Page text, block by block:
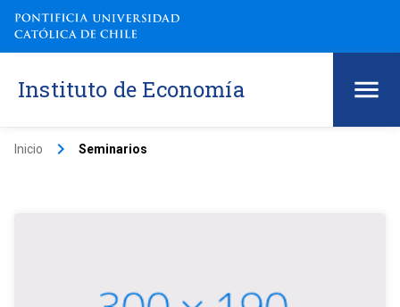
Instituto de Economía
Inicio keyboard_arrow_right Seminarios